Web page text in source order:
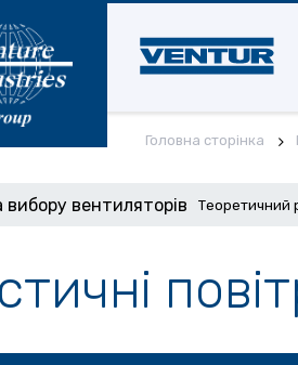
Головна сторінка
вибору вентиляторів Теоретичний